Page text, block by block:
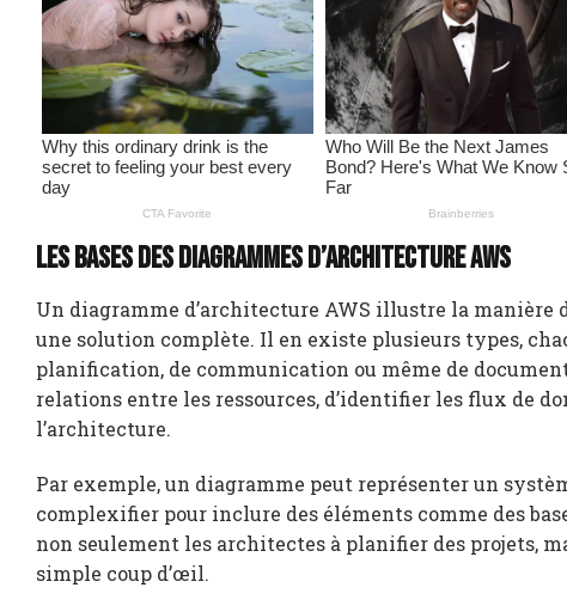
Les bases des diagrammes d’architecture AWS
Un diagramme d’architecture AWS illustre la
une solution complète. Il en existe plusieurs types,
planification, de communication ou même de
relations entre les ressources, d’identifier les flux de
l’architecture.
Par exemple, un diagramme peut représenter un
complexifier pour inclure des éléments comme des
non seulement les architectes à planifier des projets,
simple coup d’œil.